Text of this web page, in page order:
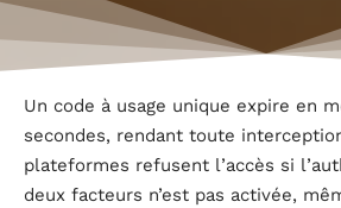
Un code à usage unique expire en
secondes, rendant toute
plateformes refusent l’accès si
deux facteurs n’est pas activée,